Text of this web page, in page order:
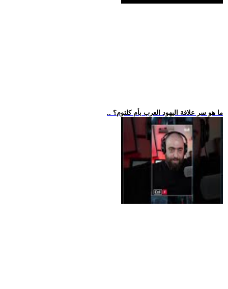
.. ما هو سر علاقة اليهود العرب بأم كلثوم؟